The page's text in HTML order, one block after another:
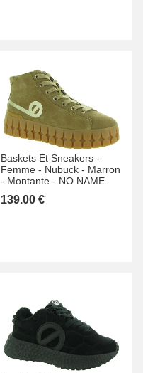
Baskets Et Sneakers -
Femme - Nubuck - Marron
- Montante - NO NAME
139.00 €